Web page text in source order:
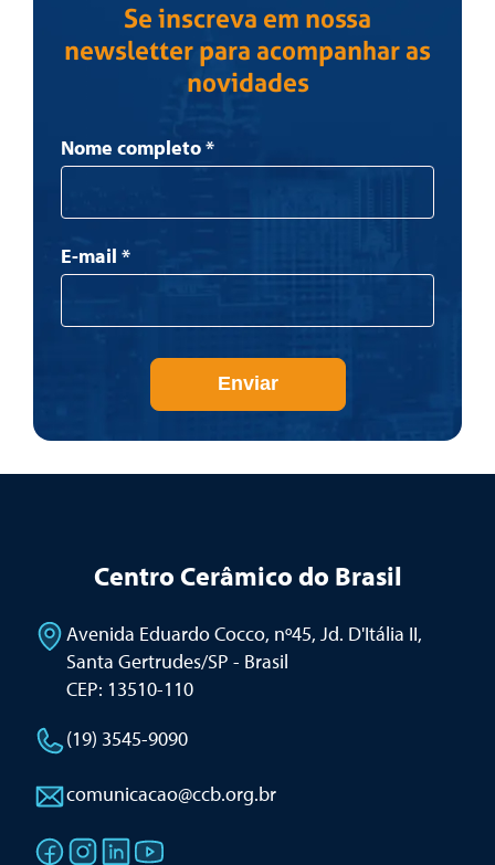
Se inscreva em nossa
newsletter para acompanhar as
novidades
Newsletter
Nome completo*
E-mail *
Enviar
Centro Cerâmico do Brasil
Avenida Eduardo Cocco, nº45, Jd. D'Itália II,
Santa Gertrudes/SP - Brasil
CEP: 13510-110
(19) 3545-9090
comunicacao@ccb.org.br